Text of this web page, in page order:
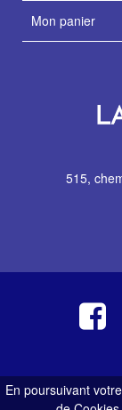
Mon panier
515,
En poursuivant